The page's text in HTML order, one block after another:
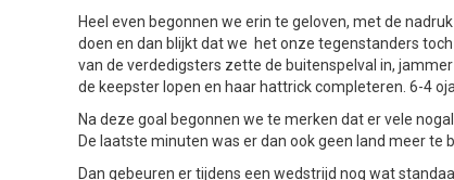
Heel even begonnen we erin te geloven, met de
doen en dan blijkt dat we het onze tegenstanders
van de verdedigsters zette de buitenspelval in,
de keepster lopen en haar hattrick completeren. 6-4
Na deze goal begonnen we te merken dat er vele
De laatste minuten was er dan ook geen land meer
Dan gebeuren er tijdens een wedstrijd nog wat